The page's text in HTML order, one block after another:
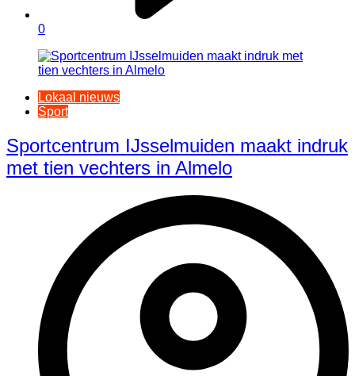
0
Lokaal nieuws
Sport
Sportcentrum IJsselmuiden maakt indruk
met tien vechters in Almelo